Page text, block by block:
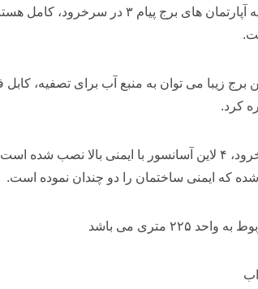
· اسناد و مدارک کلیه آپارتمان های
برج زیبا می توان به منبع آب برای تصفیه،
کرد.
· در برج پیام ۳ سرخرود، ۴ لاین آسانسور با ایمنی
که ایمنی ساختمان را دو چندان نموده است.
متری می باشد